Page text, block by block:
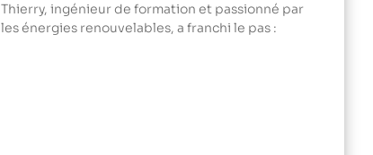
Thierry, ingénieur de formation et passionné par
les énergies renouvelables, a franchi le pas :